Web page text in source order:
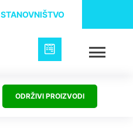
STANOVNIŠTVO
ODRŽIVI PROIZVODI